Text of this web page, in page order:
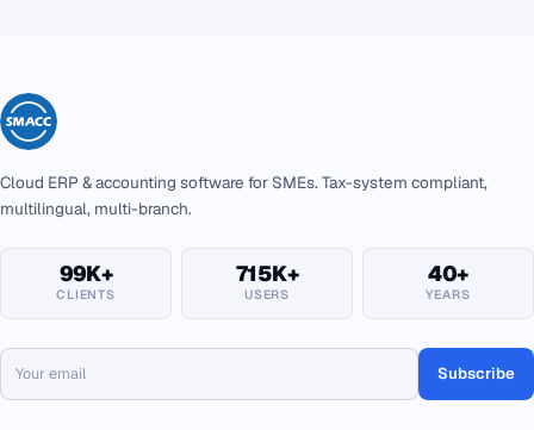
Cloud ERP & accounting software for SMEs. Tax-system compliant,
multilingual, multi-branch.
99K+
CLIENTS
715K+
USERS
40+
YEARS
Subscribe